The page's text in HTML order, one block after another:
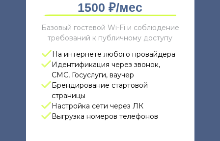
1500 ₽/мес
Базовый гостевой Wi-Fi и соблюдение
требований к публичному доступу
На интернете любого провайдера
Идентификация через звонок,
СМС, Госуслуги, ваучер
Брендирование стартовой
страницы
Настройка сети через ЛК
Выгрузка номеров телефонов